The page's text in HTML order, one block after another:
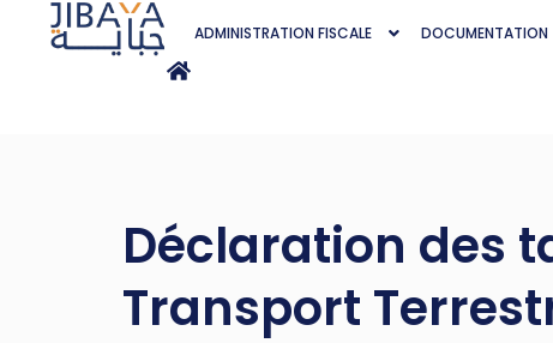
ADMINISTRATION FISCALE DOCUMENTATION
Déclaration des
Transport